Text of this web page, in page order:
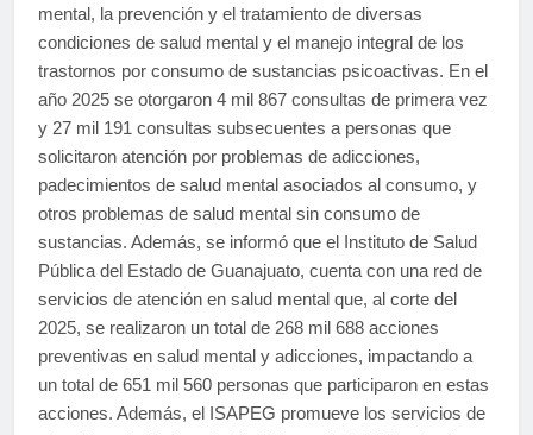
mental, la prevención y el tratamiento de diversas
condiciones de salud mental y el manejo integral de los
trastornos por consumo de sustancias psicoactivas. En el
año 2025 se otorgaron 4 mil 867 consultas de primera vez
y 27 mil 191 consultas subsecuentes a personas que
solicitaron atención por problemas de adicciones,
padecimientos de salud mental asociados al consumo, y
otros problemas de salud mental sin consumo de
sustancias. Además, se informó que el Instituto de Salud
Pública del Estado de Guanajuato, cuenta con una red de
servicios de atención en salud mental que, al corte del
2025, se realizaron un total de 268 mil 688 acciones
preventivas en salud mental y adicciones, impactando a
un total de 651 mil 560 personas que participaron en estas
acciones. Además, el ISAPEG promueve los servicios de